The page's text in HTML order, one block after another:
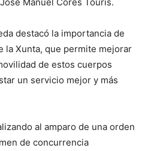
destacó la importancia de
la Xunta, que permite mejorar
de estos cuerpos
un servicio mejor y más
al amparo de una orden
de concurrencia